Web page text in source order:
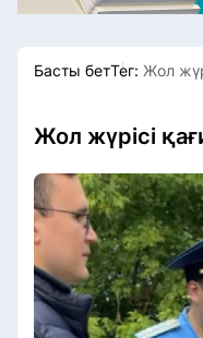
Басты бетТег: Жол
Жол жүрісі